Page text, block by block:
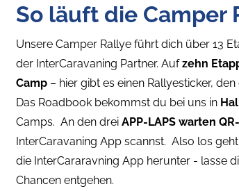
So läuft die Camper
Unsere Camper Rallye führt dich über 13
der InterCaravaning Partner. Aufzehn
Camp – hier gibt es einen Rallyesticker,
Das Roadbook bekommst du bei uns in
Camps. An den drei APP-LAPS warten
InterCaravaning App scannst. Also los
die InterCararavning App herunter - lasse
Chancen entgehen.